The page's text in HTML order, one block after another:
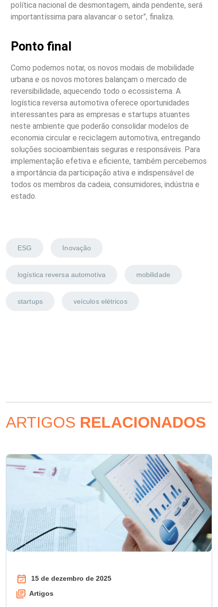
política nacional de desmontagem, ainda pendente, será
importantíssima para alavancar o setor”, finaliza.
Ponto final
Como podemos notar, os novos modais de mobilidade
urbana e os novos motores balançam o mercado de
reversibilidade, aquecendo todo o ecossistema. A
logística reversa automotiva oferece oportunidades
interessantes para as empresas e startups atuantes
neste ambiente que poderão consolidar modelos de
economia circular e reciclagem automotiva, entregando
soluções socioambientais seguras e responsáveis. Para
implementação efetiva e eficiente, também percebemos
a importância da participação ativa e indispensável de
todos os membros da cadeia, consumidores, indústria e
estado.
ESG Inovação
logística reversa automotiva mobilidade
startups veículos elétricos
ARTIGOS RELACIONADOS
15 de dezembro de 2025
Artigos